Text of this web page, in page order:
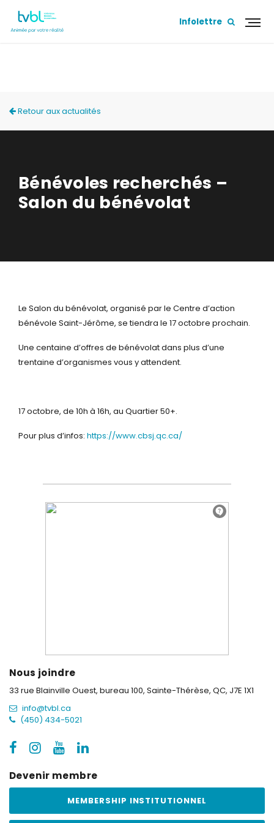
Infolettre
Retour aux actualités
Bénévoles recherchés –
Salon du bénévolat
Le Salon du bénévolat, organisé par le Centre d’action
bénévole Saint-Jérôme, se tiendra le 17 octobre prochain.
Une centaine d’offres de bénévolat dans plus d’une
trentaine d’organismes vous y attendent.
17 octobre, de 10h à 16h, au Quartier 50+.
Pour plus d’infos: https://www.cbsj.qc.ca/
Nous joindre
33 rue Blainville Ouest, bureau 100, Sainte-Thérèse, QC, J7E 1X1
info@tvbl.ca
(450) 434-5021
Devenir membre
MEMBERSHIP INSTITUTIONNEL